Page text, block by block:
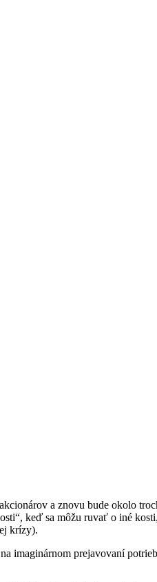
a znovu bude okolo
keď sa môžu ruvať o iné
krízy).
imaginárnom prejavovaní